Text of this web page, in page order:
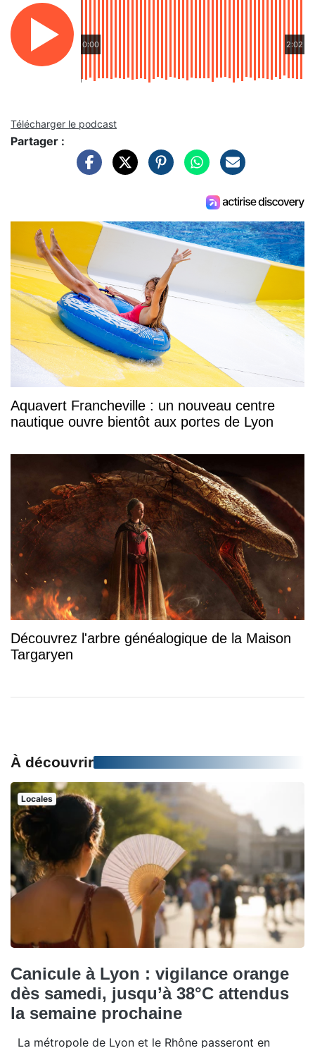
0:00 2:02
Télécharger le podcast
Partager :
Aquavert Francheville : un nouveau centre
nautique ouvre bientôt aux portes de Lyon
Découvrez l'arbre généalogique de la Maison
Targaryen
À découvrir
Locales
Canicule à Lyon : vigilance orange
dès samedi, jusqu’à 38°C attendus
la semaine prochaine
La métropole de Lyon et le Rhône passeront en